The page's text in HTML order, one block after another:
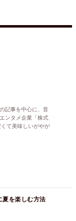
記事を中心に、音
ンタメ企業「株式
て美味しいがやが
を楽しむ方法